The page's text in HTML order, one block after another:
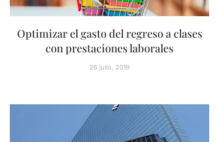
Optimizar el gasto del regreso a clases
con prestaciones laborales
26 julio, 2019